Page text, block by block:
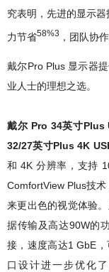
究表明，先进的显示
力节省58%3 ，团队协
戴尔Pro Plus 显示器
业人士的理想之选。
戴尔 Pro 34英寸Plus
32/27英寸Plus 4K
和 4K 分辨率，支持
ComfortView Plus技
来更出色的视觉体验
据传输及高达90W的
接，速度高达1 GbE
口设计进一步优化